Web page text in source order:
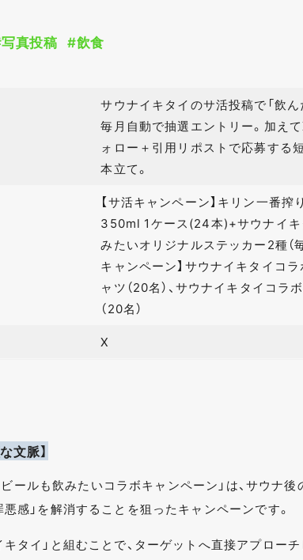
真投稿 #飲食
サウナイキタイのサ活投稿で「飲ん
毎月自動で抽選エントリー。加え
ォロー＋引用リポストで応募する
本立て。
【サ活キャンペーン】キリン一番搾
350ml 1ケース(24本)+サウナイ
みたいオリジナルステッカー2種（毎
キャンペーン】サウナイキタイコ
ャツ（20名）、サウナイキタイコラ
（20名）
X
文脈】
ールも飲みたいコラボキャンペーン」は、サウナ
感」を解消することを狙ったキャンペーンです。
タイ」と組むことで、ターゲットへ直接アプローチ